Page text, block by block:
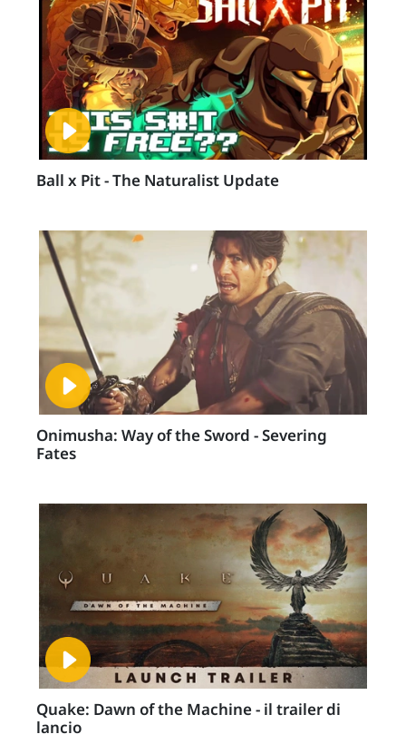
Ball x Pit - The Naturalist Update
Onimusha: Way of the Sword - Severing
Fates
Quake: Dawn of the Machine - il trailer di
lancio